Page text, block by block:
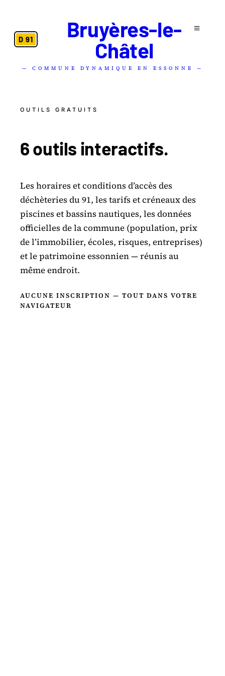
D 91
Bruyères-le-
Châtel
— COMMUNE DYNAMIQUE EN ESSONNE —
OUTILS GRATUITS
6 outils interactifs.
Les horaires et conditions d’accès des
déchèteries du 91, les tarifs et créneaux des
piscines et bassins nautiques, les données
officielles de la commune (population, prix
de l’immobilier, écoles, risques, entreprises)
et le patrimoine essonnien — réunis au
même endroit.
AUCUNE INSCRIPTION — TOUT DANS VOTRE
NAVIGATEUR